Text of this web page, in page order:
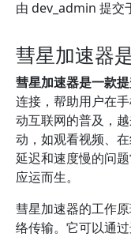
由 dev_admin 提交
彗星加速器
彗星加速器是一款提
连接，帮助用户在
动互联网的普及，
动，如观看视频、
延迟和速度慢的问
应运而生。
彗星加速器的工作
络传输。它可以通